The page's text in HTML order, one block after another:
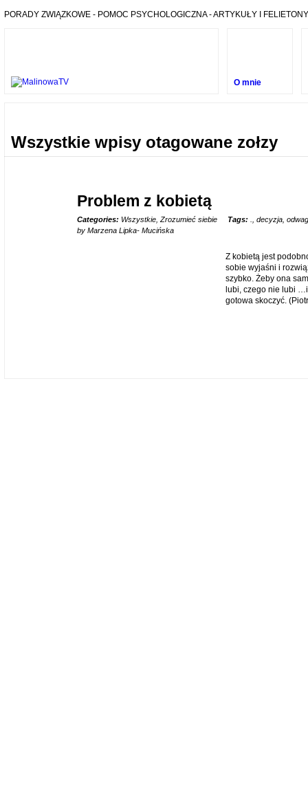
PORADY ZWIĄZKOWE - POMOC PSYCHOLOGICZNA - ARTYKUŁY I
O mnie
Wszystkie wpisy otagowane zołzy
Problem z kobietą
Categories: Wszystkie Zrozumieć siebie Tags: decyzja
by Marzena Lipka- Mucińska
Z kobietą jest
sobie wyjaśni i
szybko. Żeby ona
lubi, czego nie lubi
gotowa skoczyć.